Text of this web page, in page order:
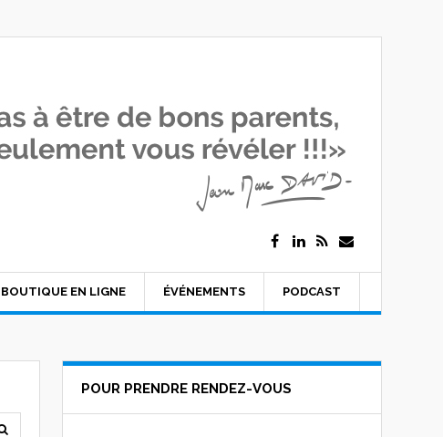
BOUTIQUE EN LIGNE ÉVÉNEMENTS PODCAST
POUR PRENDRE RENDEZ-VOUS